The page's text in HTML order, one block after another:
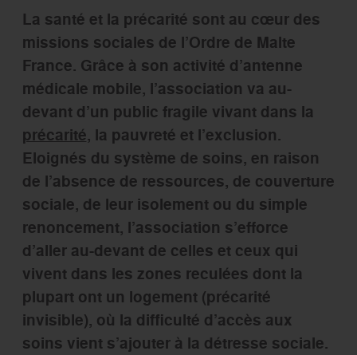
La santé et la précarité sont au cœur des
missions sociales de l’Ordre de Malte
France. Grâce à son activité d’antenne
médicale mobile, l’association va au-
devant d’un public fragile vivant dans la
précarité, la pauvreté et l’exclusion.
Eloignés du système de soins, en raison
de l’absence de ressources, de couverture
sociale, de leur isolement ou du simple
renoncement, l’association s’efforce
d’aller au-devant de celles et ceux qui
vivent dans les zones reculées dont la
plupart ont un logement (précarité
invisible), où la difficulté d’accès aux
soins vient s’ajouter à la détresse sociale.